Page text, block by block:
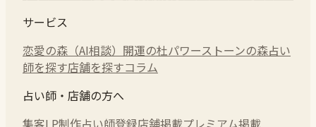
サービス
恋愛の森（AI相談） 開運の杜パワーストーンの森占い
師を探す店舗を探すコラム
占い師・店舗の方へ
集客LP制作占い師登録店舗掲載プレミアム掲載